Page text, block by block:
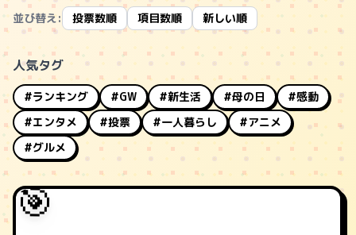
並び替え: 投票数順 項目数順 新しい順
人気タグ
#ランキング #GW #新生活 #母の日
#感動
#エンタメ
#投票 #一人暮らし
#アニメ
#グルメ
🎯